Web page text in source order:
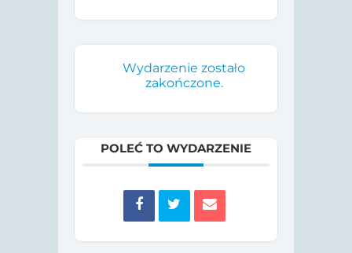
Wydarzenie zostało
zakończone.
POLEĆ TO WYDARZENIE